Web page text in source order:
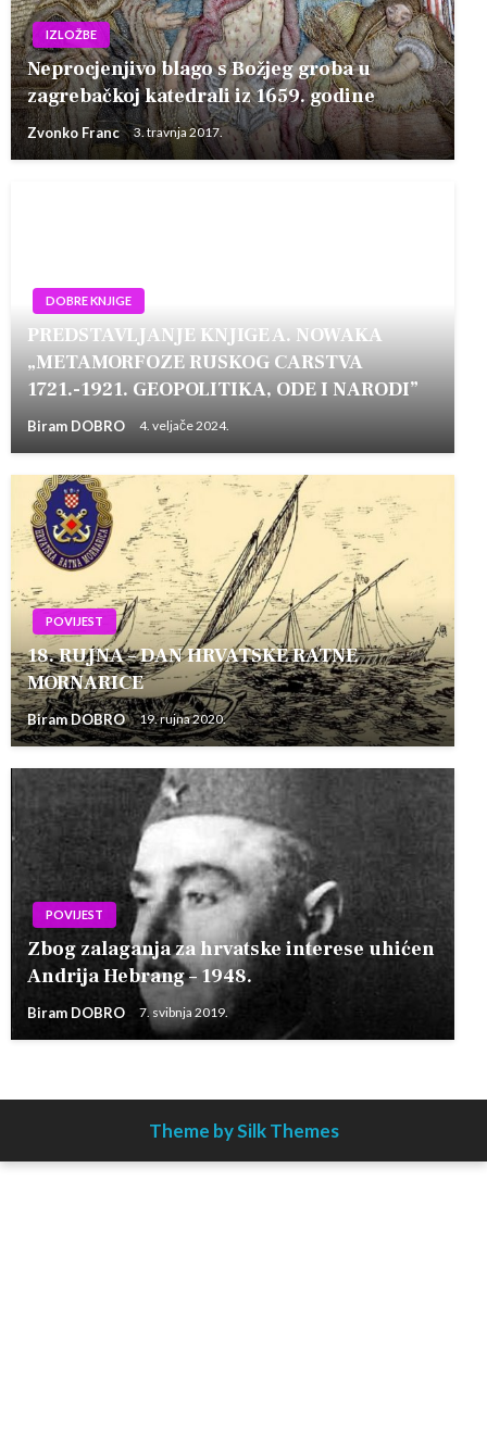
IZLOŽBE
Neprocjenjivo blago s Božjeg groba u
zagrebačkoj katedrali iz 1659. godine
Zvonko Franc 3. travnja 2017.
DOBRE KNJIGE
PREDSTAVLJANJE KNJIGE A. NOWAKA
„METAMORFOZE RUSKOG CARSTVA
1721.-1921. GEOPOLITIKA, ODE I NARODI”
Biram DOBRO 4. veljače 2024.
POVIJEST
18. RUJNA – DAN HRVATSKE RATNE
MORNARICE
Biram DOBRO 19. rujna 2020.
POVIJEST
Zbog zalaganja za hrvatske interese uhićen
Andrija Hebrang – 1948.
Biram DOBRO 7. svibnja 2019.
Theme by Silk Themes